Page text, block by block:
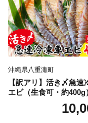
沖縄県八重瀬町
【訳アリ】活き〆急速
エビ（生食可・約400g
老 車えび 車海老 冷凍
国産 養殖 えび天 エビ